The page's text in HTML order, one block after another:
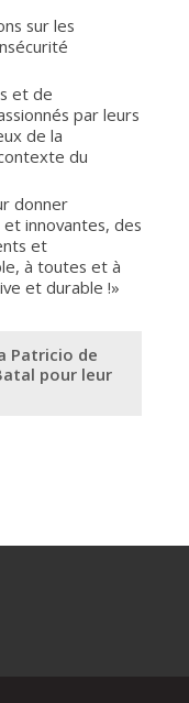
sur les
et de
par leurs
de la
du
donner
innovantes, des
et
à toutes et à
et durable !»
Patricio de
pour leur